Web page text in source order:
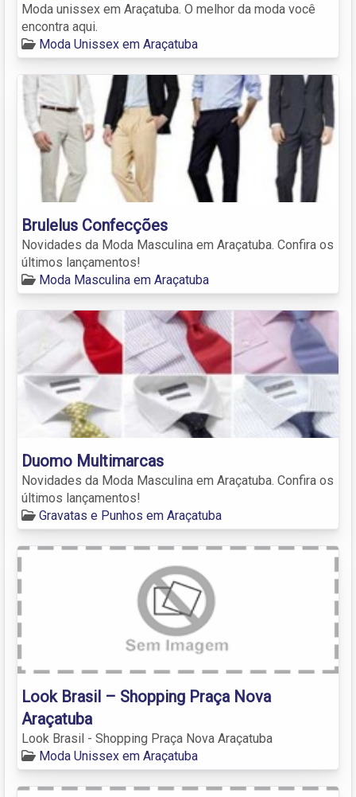
Moda unissex em Araçatuba. O melhor da moda você
encontra aqui.
Moda Unissex em Araçatuba
Brulelus Confecções
Novidades da Moda Masculina em Araçatuba. Confira os
últimos lançamentos!
Moda Masculina em Araçatuba
Duomo Multimarcas
Novidades da Moda Masculina em Araçatuba. Confira os
últimos lançamentos!
Gravatas e Punhos em Araçatuba
Look Brasil – Shopping Praça Nova
Araçatuba
Look Brasil - Shopping Praça Nova Araçatuba
Moda Unissex em Araçatuba